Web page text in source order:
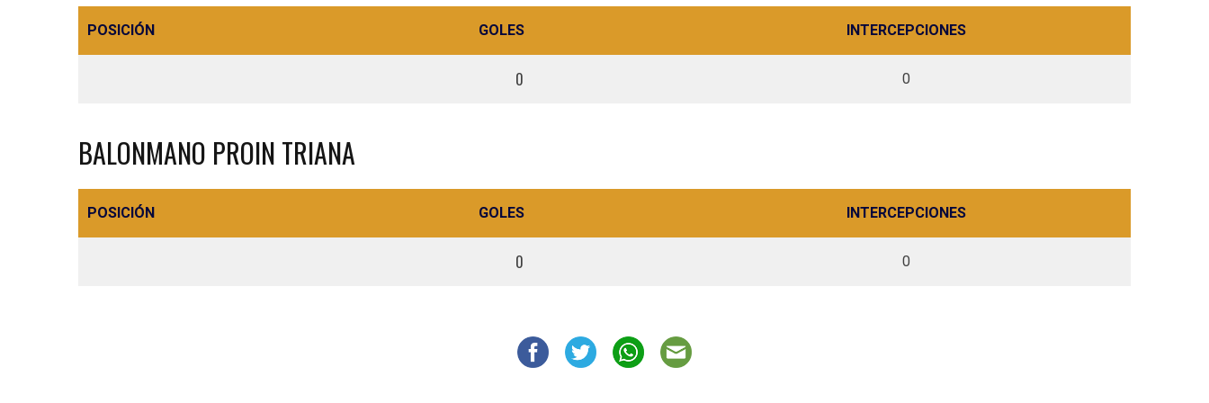
POSICIÓN GOLES INTERCEPCIONES
0 0
BALONMANO PROIN TRIANA
POSICIÓN GOLES INTERCEPCIONES
0 0